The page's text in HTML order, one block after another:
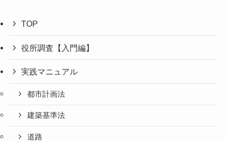
TOP
役所調査【入門編】
実践マニュアル
都市計画法
建築基準法
道路